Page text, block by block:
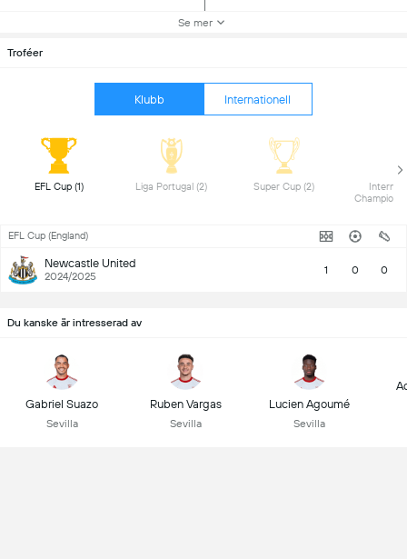
Se mer
Troféer
Klubb Internationell
EFL Cup (1)
EFL Cup (England)
Newcastle United
2024/2025 1 0 0
Du kanske är intresserad av
Gabriel Suazo
Sevilla
Ruben Vargas
Sevilla
Lucien Agoumé
Sevilla